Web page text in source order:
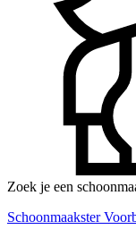
Zoek je een
Schoonmaakster